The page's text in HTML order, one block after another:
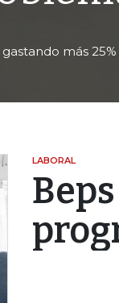
más
LABORAL